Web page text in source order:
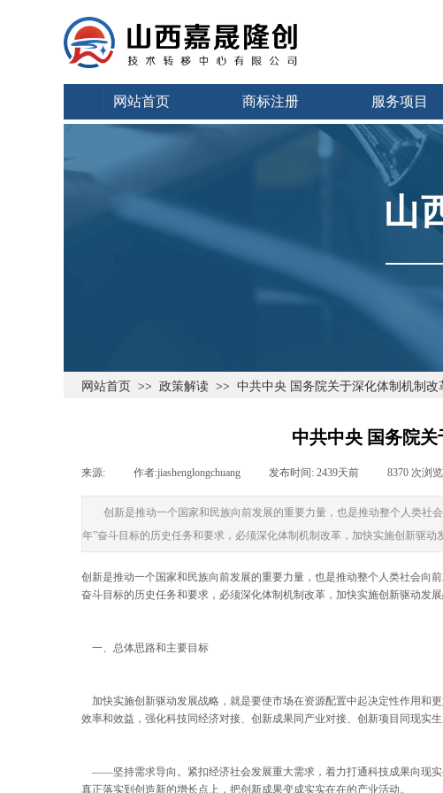
网站首页 商标注册 服务项目
山
网站首页 >> 政策解读 >> 中共中央 国务院关于深化体制机制
中共中央 国务院
来源: 作者:jiashenglongchuang 发布时间: 2439天前 8370 次浏览
创新是推动一个国家和民族向前发展的重要力量，也是推动整个人类社
年”奋斗目标的历史任务和要求，必须深化体制机制改革，加快实施创新驱动
创新是推动一个国家和民族向前发展的重要力量，也是推动整个人类社会向
奋斗目标的历史任务和要求，必须深化体制机制改革，加快实施创新驱动发展
一、总体思路和主要目标
加快实施创新驱动发展战略，就是要使市场在资源配置中起决定性作用和
效率和效益，强化科技同经济对接、创新成果同产业对接、创新项目同现实
——坚持需求导向。紧扣经济社会发展重大需求，着力打通科技成果向现
真正落实到创造新的增长点上，把创新成果变成实实在在的产业活动。